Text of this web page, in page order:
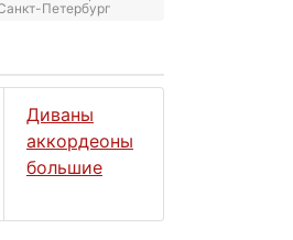
Петербург
Диваны
аккордеоны
большие